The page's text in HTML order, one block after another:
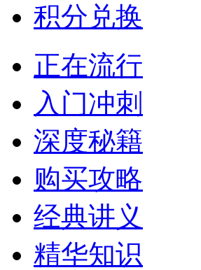
积分兑换
正在流行
入门冲刺
深度秘籍
购买攻略
经典讲义
精华知识